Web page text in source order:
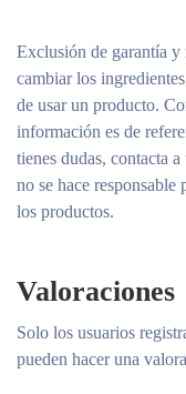
Exclusión de garantía y
cambiar los
de usar un producto.
información es de
tienes dudas, contacta
no se hace
los productos.
Valoraciones
Solo los usuarios
pueden hacer una